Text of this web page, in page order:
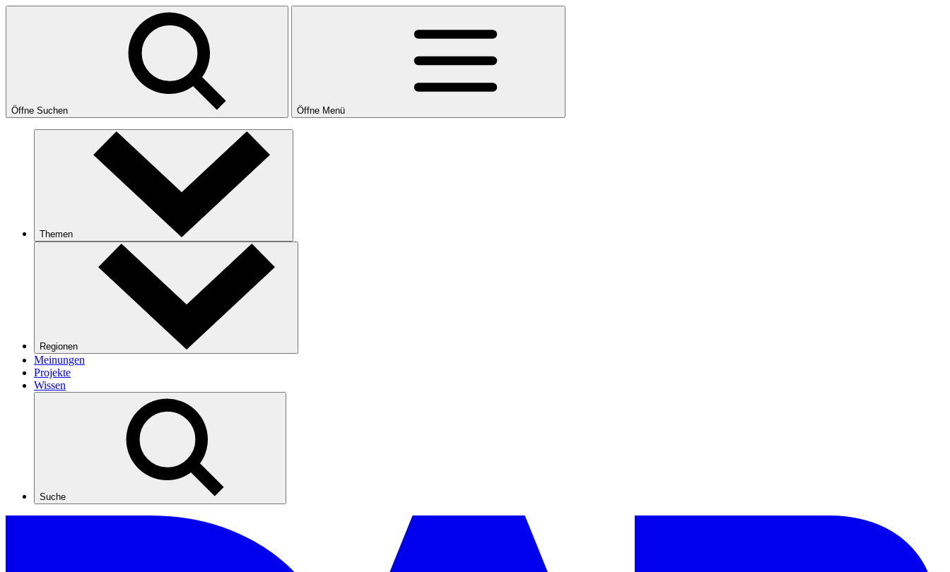
Öffne Suchen Öffne Menü
Themen
Regionen
Meinungen
Projekte
Wissen
Suche